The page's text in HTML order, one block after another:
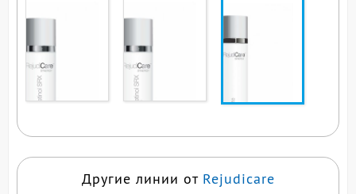
Другие линии от Rejudicare